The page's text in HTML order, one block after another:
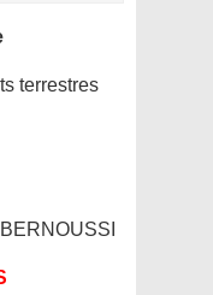
terrestres